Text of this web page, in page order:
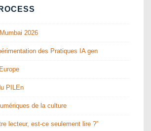
2026
des Pratiques IA gen
PILEn
de la culture
lecteur, est-ce seulement lire ?”